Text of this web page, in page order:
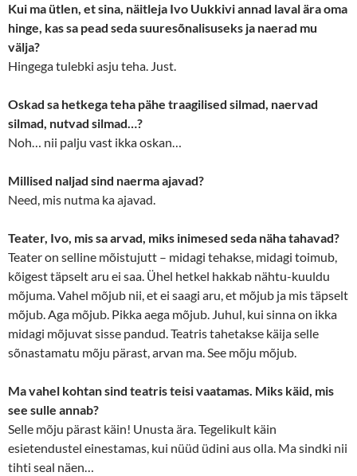
Kui ma ütlen, et sina, näitleja Ivo Uukkivi annad laval ära oma
hinge, kas sa pead seda suuresõnalisuseks ja naerad mu
välja?
Hingega tulebki asju teha. Just.
Oskad sa hetkega teha pähe traagilised silmad, naervad
silmad, nutvad silmad…?
Noh… nii palju vast ikka oskan…
Millised naljad sind naerma ajavad?
Need, mis nutma ka ajavad.
Teater, Ivo, mis sa arvad, miks inimesed seda näha tahavad?
Teater on selline mõistujutt – midagi tehakse, midagi toimub,
kõigest täpselt aru ei saa. Ühel hetkel hakkab nähtu-kuuldu
mõjuma. Vahel mõjub nii, et ei saagi aru, et mõjub ja mis täpselt
mõjub. Aga mõjub. Pikka aega mõjub. Juhul, kui sinna on ikka
midagi mõjuvat sisse pandud. Teatris tahetakse käija selle
sõnastamatu mõju pärast, arvan ma. See mõju mõjub.
Ma vahel kohtan sind teatris teisi vaatamas. Miks käid, mis
see sulle annab?
Selle mõju pärast käin! Unusta ära. Tegelikult käin
esietendustel einestamas, kui nüüd üdini aus olla. Ma sindki nii
tihti seal näen…